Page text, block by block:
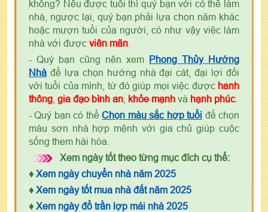
không? Nếu được tuổi thì quý bạn với có thể làm
nhà, ngược lại, quý bạn phải lựa chọn năm khác
hoặc mượn tuổi của người, có như vậy việc làm
nhà với được viên mãn
- Quý bạn cũng nên xem Phong Thủy Hướng
Nhà để lựa chọn hướng nhà đại cát, đại lợi đối
với tuổi của mình, từ đó giúp mọi việc được hanh
thông gia đạo bình an khỏe mạnh và hạnh phúc.
- Quý bạn có thểChọn màu sắc hợp tuổi để chọn
màu sơn nhà hợp mệnh với gia chủ giúp cuộc
sống them hài hòa.
Xem ngày tốt theo từng mục đích cụ thể:
♦ Xem ngày chuyển nhà năm 2025
♦ Xem ngày tốt mua nhà đất năm 2025
♦ Xem ngày đổ trần lợp mái nhà 2025